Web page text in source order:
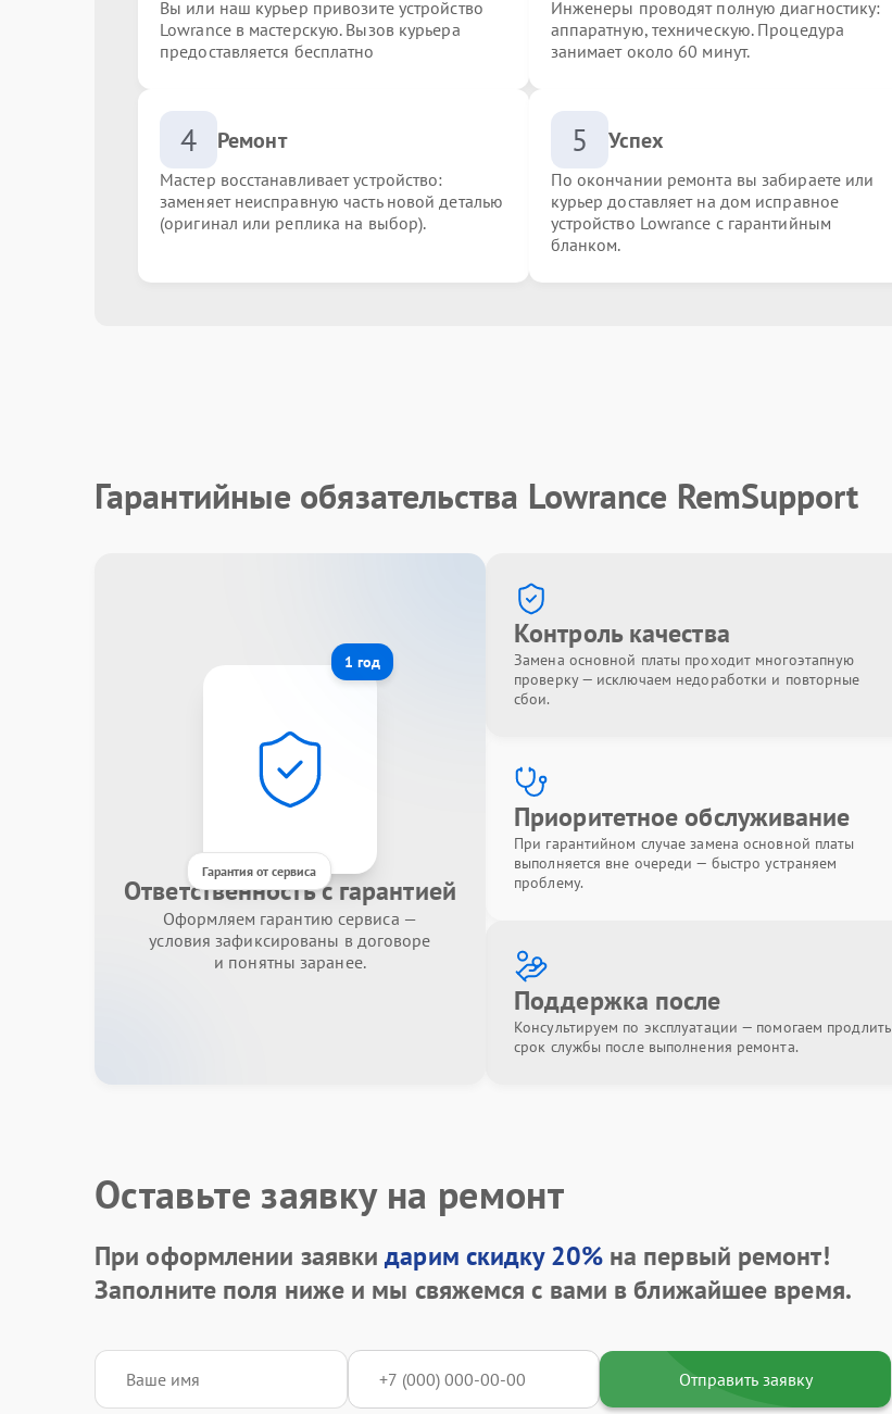
Вы или наш курьер привозите устройство
Lowrance в мастерскую. Вызов курьера
предоставляется бесплатно
Инженеры проводят полную диагностику:
аппаратную, техническую. Процедура
занимает около 60 минут.
4 Ремонт
Мастер восстанавливает устройство:
заменяет неисправную часть новой деталью
(оригинал или реплика на выбор).
5 Успех
По окончании ремонта вы забираете или
курьер доставляет на дом исправное
устройство Lowrance с гарантийным
бланком.
Гарантийные обязательства Lowrance RemSupport
1 год
Гарантия от сервиса
Ответственность с гарантией
Оформляем гарантию сервиса —
условия зафиксированы в договоре
и понятны заранее.
Контроль качества
Замена основной платы проходит многоэтапную
проверку — исключаем недоработки и повторные
сбои.
Приоритетное обслуживание
При гарантийном случае замена основной платы
выполняется вне очереди — быстро устраняем
проблему.
Поддержка после
Консультируем по эксплуатации — помогаем продлить
срок службы после выполнения ремонта.
Оставьте заявку на ремонт
При оформлении заявкидарим скидку 20%на первый ремонт!
Заполните поля ниже и мы свяжемся с вами в ближайшее время.
Отправить заявку